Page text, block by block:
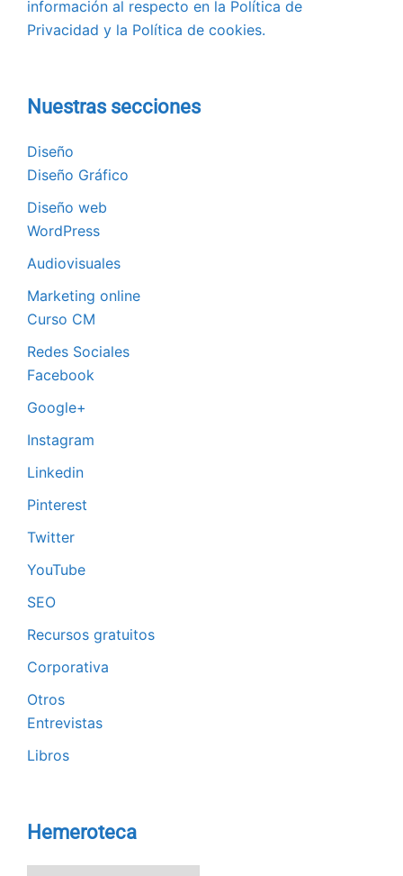
información al respecto en la Política de
Privacidad y la Política de cookies.
Nuestras secciones
Diseño
Diseño Gráfico
Diseño web
WordPress
Audiovisuales
Marketing online
Curso CM
Redes Sociales
Facebook
Google+
Instagram
Linkedin
Pinterest
Twitter
YouTube
SEO
Recursos gratuitos
Corporativa
Otros
Entrevistas
Libros
Hemeroteca